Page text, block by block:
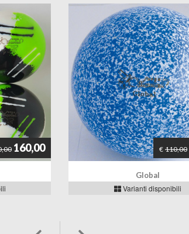
160,00 € 110,00
Global
Varianti disponibili